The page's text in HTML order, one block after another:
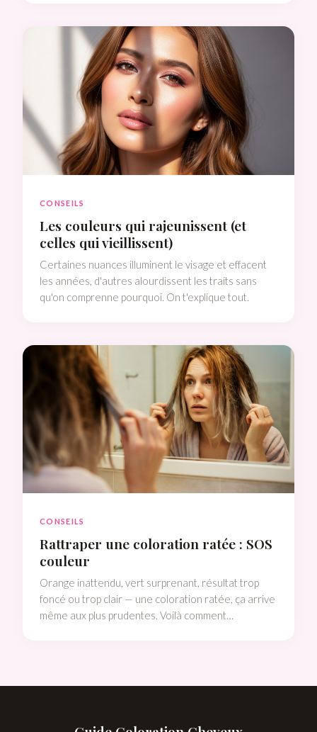
CONSEILS
Les couleurs qui rajeunissent (et
celles qui vieillissent)
Certaines nuances illuminent le visage et effacent
les années, d'autres alourdissent les traits sans
qu'on comprenne pourquoi. On t'explique tout.
CONSEILS
Rattraper une coloration ratée : SOS
couleur
Orange inattendu, vert surprenant, résultat trop
foncé ou trop clair — une coloration ratée, ça arrive
même aux plus prudentes. Voilà comment